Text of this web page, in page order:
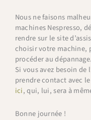
Nous ne faisons
machines Nespresso,
rendre sur le site
choisir votre machine,
procéder au dépannage.
Si vous avez besoin de
prendre contact avec
ici, qui, lui, sera à
Bonne journée !